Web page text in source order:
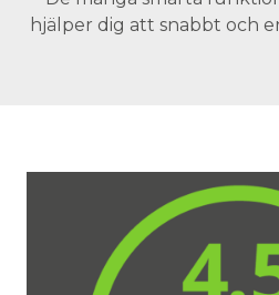
hjälper dig att snabbt och